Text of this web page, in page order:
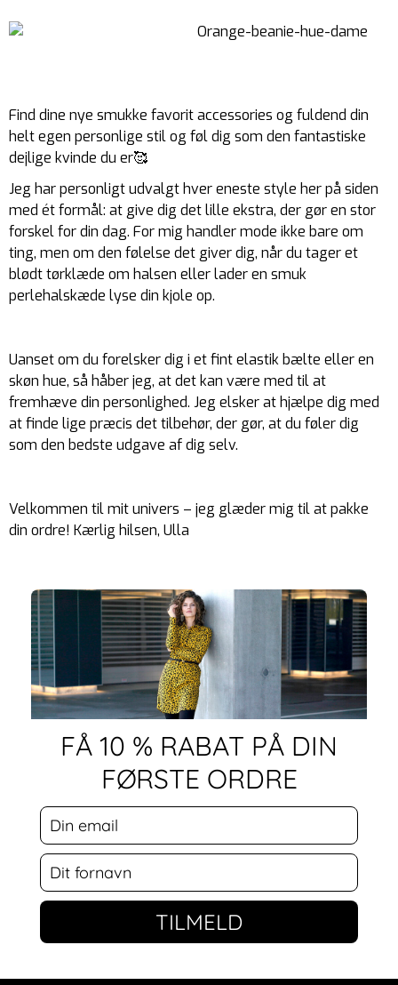
Find dine nye smukke favorit accessories og fuldend din
helt egen personlige stil og føl dig som den fantastiske
dejlige kvinde du er🥰
Jeg har personligt udvalgt hver eneste style her på siden
med ét formål: at give dig det lille ekstra, der gør en stor
forskel for din dag. For mig handler mode ikke bare om
ting, men om den følelse det giver dig, når du tager et
blødt tørklæde om halsen eller lader en smuk
perlehalskæde lyse din kjole op.
Uanset om du forelsker dig i et fint elastik bælte eller en
skøn hue, så håber jeg, at det kan være med til at
fremhæve din personlighed. Jeg elsker at hjælpe dig med
at finde lige præcis det tilbehør, der gør, at du føler dig
som den bedste udgave af dig selv.
Velkommen til mit univers – jeg glæder mig til at pakke
din ordre! Kærlig hilsen, Ulla
FÅ 10 % RABAT PÅ DIN
FØRSTE ORDRE
TILMELD